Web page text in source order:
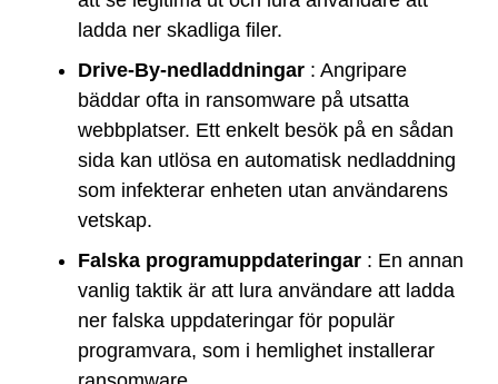
ladda ner skadliga filer.
Drive-By-nedladdningar : Angripare
bäddar ofta in ransomware på utsatta
webbplatser. Ett enkelt besök på en sådan
sida kan utlösa en automatisk nedladdning
som infekterar enheten utan användarens
vetskap.
Falska programuppdateringar : En annan
vanlig taktik är att lura användare att ladda
ner falska uppdateringar för populär
programvara, som i hemlighet installerar